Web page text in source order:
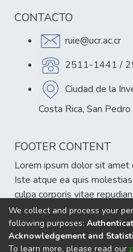
CONTACTO
ruie@ucr.ac.cr
2511-1441 /
Ciudad de la
Costa Rica, San
FOOTER CONTENT
Lorem ipsum dolor sit amet
Iste atque ea quis
culpa corporis vitae
veniam, est atque cumque
We collect and process your
following purposes:
Acknowledgement and
To learn more, please read our